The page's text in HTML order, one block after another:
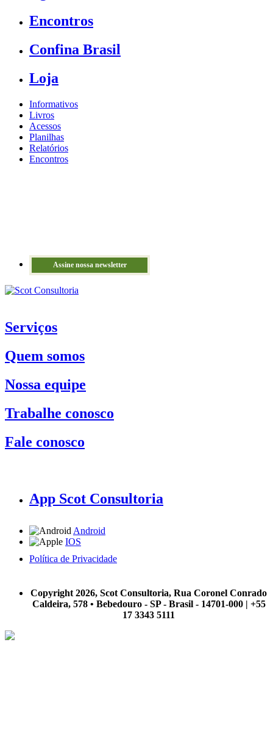
Encontros
Confina Brasil
Loja
Informativos
Livros
Acessos
Planilhas
Relatórios
Encontros
Assine nossa newsletter
Serviços
Quem somos
Nossa equipe
Trabalhe conosco
Fale conosco
App Scot Consultoria
Android
IOS
Política de Privacidade
Copyright 2026, Scot Consultoria, Rua Coronel Conrado
Caldeira, 578 • Bebedouro - SP - Brasil - 14701-000 | +55
17 3343 5111